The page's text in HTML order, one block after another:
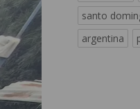
santo
argentina